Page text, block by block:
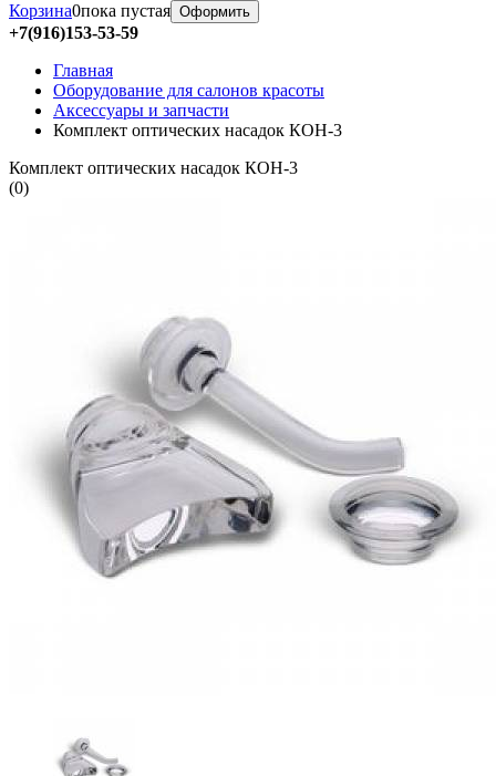
Корзина0пока пустая Оформить
+7(916)153-53-59
Главная
Оборудование для салонов красоты
Аксессуары и запчасти
Комплект оптических насадок КОН-3
Комплект оптических насадок КОН-3
(0)